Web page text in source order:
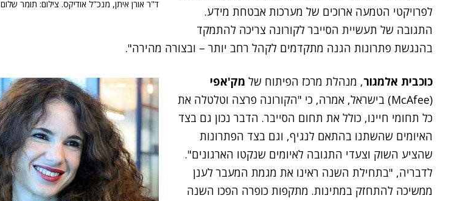
ד"ר אורן איתן, מנכ"ל אודיקס. צילום: תומר שלום
לפרויקטי הטמעה ארוכים של מערכות אבטחת מידע.
התגובה של תעשיית הסייבר לקורונה צריכה להתמקד
בהנגשת פתרונות הגנה מתקדמים לקהל רחב יותר – ובצורה מהירה".
כוכבית אלמגור, מנהלת מרכז הפיתוח של מק'אפי
(McAfee) בישראל, אמרה, כי "הקורונה פרצה וטלטלה את
כל תחומי חיינו, כולל את תחום הסייבר. הדבר נכון גם בצד
האיומים שהשתנו בהתאם לנגיף, וגם בצד הפתרונות
שהציע השוק וצעדי התגובה לאיומים שנקטו הארגונים".
לדבריה, "בתחילת השנה ראינו את מגמת המעבר לענן
ממשיכה להתחזק במתינות. מתקפות כופרה הפכו השנה